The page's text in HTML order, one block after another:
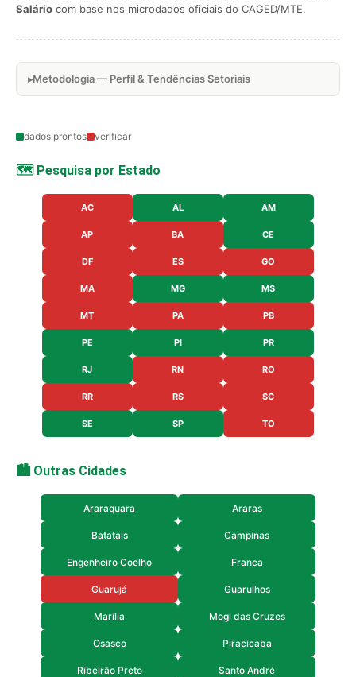
Salário com base nos microdados oficiais do CAGED/MTE.
Metodologia — Perfil & Tendências Setoriais
dados prontos verificar
🗺️ Pesquisa por Estado
AC AL AM
AP BA CE
DF ES GO
MA MG MS
MT PA PB
PE PI PR
RJ RN RO
RR RS SC
SE SP TO
🏙️ Outras Cidades
Araraquara Araras
Batatais Campinas
Engenheiro Coelho Franca
Guarujá Guarulhos
Marilia Mogi das Cruzes
Osasco Piracicaba
Ribeirão Preto Santo André